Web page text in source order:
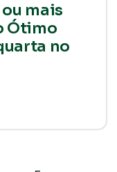
mais
Ótimo
no